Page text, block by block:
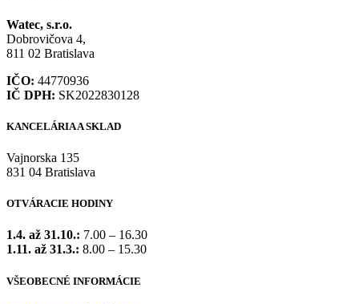
Watec, s.r.o.
Dobrovičova 4,
811 02 Bratislava
IČO: 44770936
IČ DPH: SK2022830128
KANCELÁRIA A SKLAD
Vajnorska 135
831 04 Bratislava
OTVÁRACIE HODINY
1.4. až 31.10.: 7.00 – 16.30
1.11. až 31.3.: 8.00 – 15.30
VŠEOBECNÉ INFORMÁCIE